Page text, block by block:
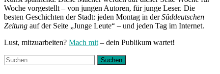
Woche vorgestellt – von jungen Autoren, für junge Leser. Die
besten Geschichten der Stadt: jeden Montag in derSüddeutschen
Zeitung auf der Seite „Junge Leute“ – und jeden Tag im Internet.
Lust, mitzuarbeiten? Mach mit – dein Publikum wartet!
Suchen
nach: